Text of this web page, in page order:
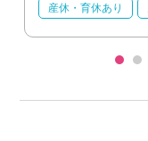
産休・育休あり